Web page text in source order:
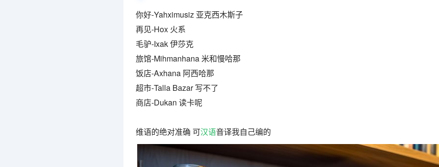
你好-Yahximusiz 亚克西木斯子
再见-Hox 火系
毛驴-Ixak 伊莎克
旅馆-Mihmanhana 米和慢哈那
饭店-Axhana 阿西哈那
超市-Talla Bazar 写不了
商店-Dukan 读卡呢
维语的绝对准确 可汉语音译我自己编的